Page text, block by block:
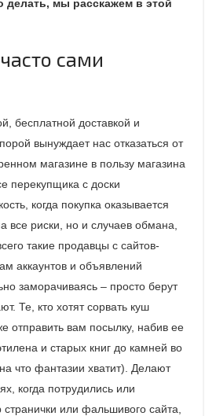
делать, мы расскажем в этой
сами
бесплатной доставкой и
вынуждает нас отказаться от
магазине в пользу магазина
перекупщика с доски
когда покупка оказывается
все риски, но и случаев обмана,
такие продавцы с сайтов-
аккаунтов и объявлений
заморачиваясь – просто берут
Те, кто хотят сорвать куш
отправить вам посылку, набив ее
и старых книг до камней во
что фантазии хватит). Делают
когда потрудились или
или фальшивого сайта,